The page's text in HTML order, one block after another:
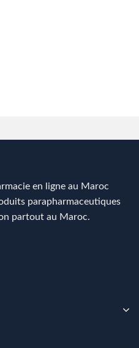
en ligne au Maroc
parapharmaceutiques
partout au Maroc.